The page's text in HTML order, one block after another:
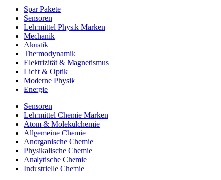
Spar Pakete
Sensoren
Lehrmittel Physik Marken
Mechanik
Akustik
Thermodynamik
Elektrizität & Magnetismus
Licht & Optik
Moderne Physik
Energie
Sensoren
Lehrmittel Chemie Marken
Atom & Molekülchemie
Allgemeine Chemie
Anorganische Chemie
Physikalische Chemie
Analytische Chemie
Industrielle Chemie